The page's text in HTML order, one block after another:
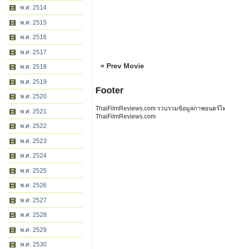
พ.ศ. 2514
พ.ศ. 2515
พ.ศ. 2516
พ.ศ. 2517
พ.ศ. 2518
พ.ศ. 2519
พ.ศ. 2520
พ.ศ. 2521
พ.ศ. 2522
พ.ศ. 2523
พ.ศ. 2524
พ.ศ. 2525
พ.ศ. 2526
พ.ศ. 2527
พ.ศ. 2528
พ.ศ. 2529
พ.ศ. 2530
« Prev Movie
Footer
ThaiFilmReviews.com รวบรวมข้อมูลภาพยนตร์
ThaiFilmReviews.com